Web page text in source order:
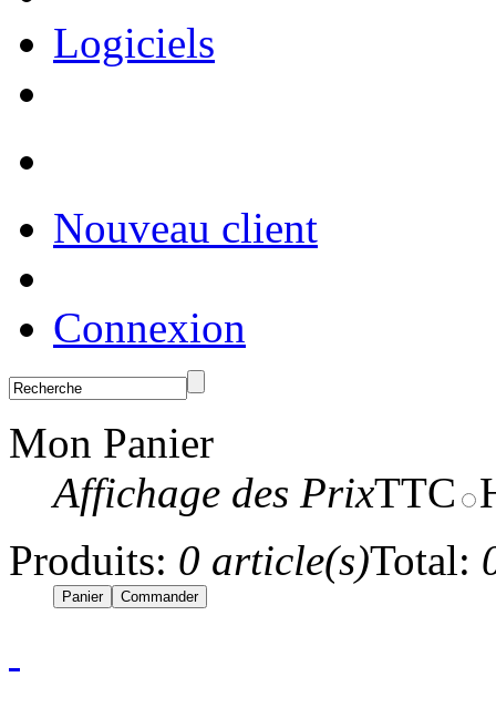
Logiciels
Nouveau client
Connexion
Mon Panier
Affichage des PrixTTC
Produits: 0 article(s)Total: